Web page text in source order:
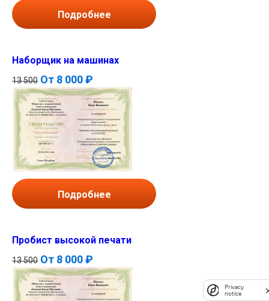
Подробнее
Наборщик на машинах
13 500 От 8 000 ₽
Подробнее
Пробист высокой печати
13 500 От 8 000 ₽
Privacy
notice